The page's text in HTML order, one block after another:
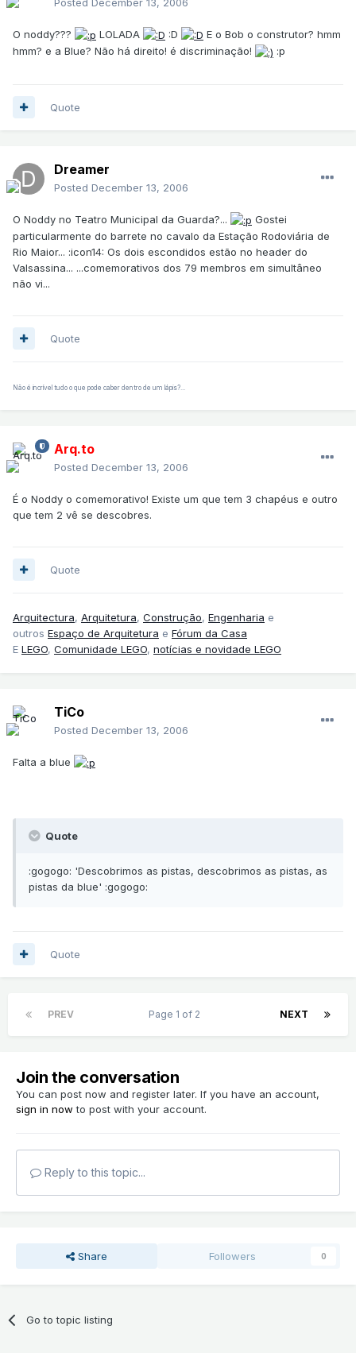
O noddy??? LOLADA :D
E o Bob o construtor? hmm
hmm? e a Blue? Não há direito! é discriminação!
:p
Quote
Dreamer
Posted December 13, 2006
O Noddy no Teatro Municipal da Guarda?...
Gostei
particularmente do barrete no cavalo da Estação Rodoviária de
Rio Maior... :icon14: Os dois escondidos estão no header do
Valsassina... ...comemorativos dos 79 membros em simultâneo
não vi...
Quote
Não é incrível tudo o que pode caber dentro de um lápis?...
Arq.to
Posted December 13, 2006
É o Noddy o comemorativo! Existe um que tem 3 chapéus e outro
que tem 2 vê se descobres.
Quote
Arquitectura, Arquitetura, Construção, Engenharia e
outros Espaço de Arquitetura e Fórum da Casa
E LEGO, Comunidade LEGO, notícias e novidade LEGO
TiCo
Posted December 13, 2006
Falta a blue
Quote
:gogogo: 'Descobrimos as pistas, descobrimos as pistas, as
pistas da blue' :gogogo:
Quote
PREV NEXT
Page 1 of 2
Join the conversation
You can post now and register later. If you have an account,
sign in now to post with your account.
Reply to this topic...
Share Followers 0
Go to topic listing